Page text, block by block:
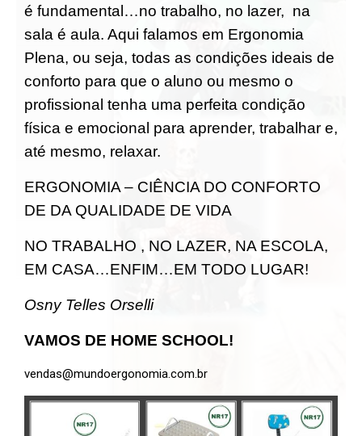
é fundamental…no trabalho, no lazer, na
sala é aula. Aqui falamos em Ergonomia
Plena, ou seja, todas as condições ideais de
conforto para que o aluno ou mesmo o
profissional tenha uma perfeita condição
física e emocional para aprender, trabalhar e,
até mesmo, relaxar.
ERGONOMIA – CIÊNCIA DO CONFORTO
DE DA QUALIDADE DE VIDA
NO TRABALHO , NO LAZER, NA ESCOLA,
EM CASA…ENFIM…EM TODO LUGAR!
Osny Telles Orselli
VAMOS DE HOME SCHOOL!
vendas@mundoergonomia.com.br